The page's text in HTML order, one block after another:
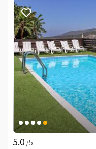
בתיאום מול המארחים ובתוספת תשלום ניתן להזמין  לסוויטה ארוחת
בין זריחה
/5